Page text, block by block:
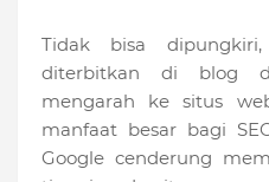
Tidak bisa
diterbitkan di blog
mengarah ke situs
manfaat besar bagi
Google cenderung